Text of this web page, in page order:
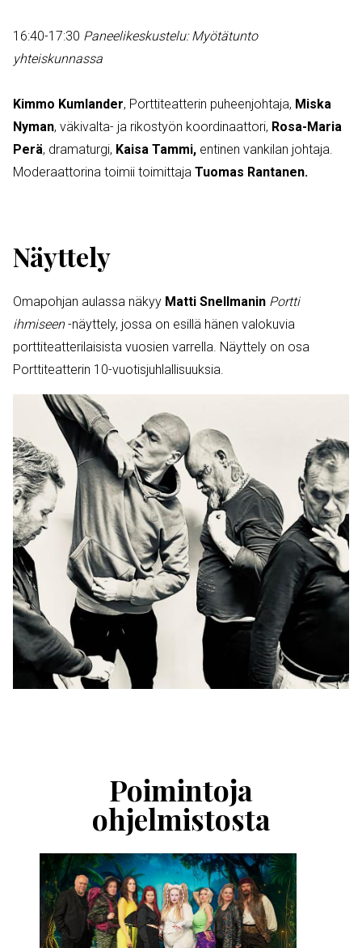
16:40-17:30 Paneelikeskustelu: Myötätunto
yhteiskunnassa
Kimmo Kumlander, Porttiteatterin puheenjohtaja, Miska
Nyman, väkivalta- ja rikostyön koordinaattori, Rosa-Maria
Perä, dramaturgi, Kaisa Tammi, entinen vankilan johtaja.
Moderaattorina toimii toimittaja Tuomas Rantanen.
Näyttely
Omapohjan aulassa näkyy Matti Snellmanin Portti
ihmiseen-näyttely, jossa on esillä hänen valokuvia
porttiteatterilaisista vuosien varrella. Näyttely on osa
Porttiteatterin 10-vuotisjuhlallisuuksia.
Poimintoja
ohjelmistosta